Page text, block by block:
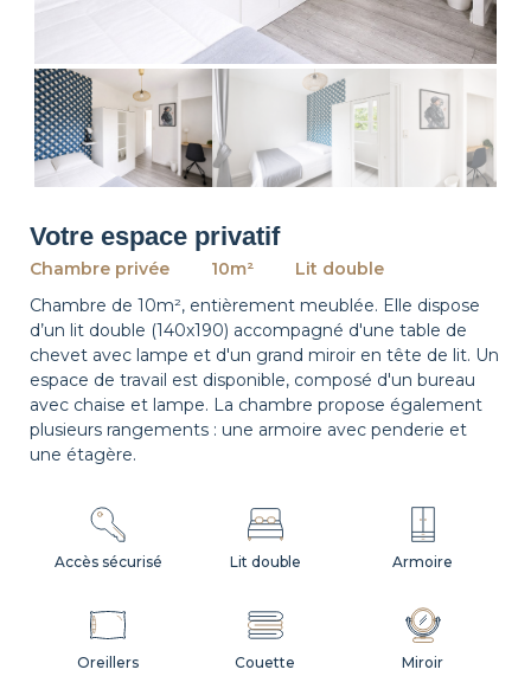
Votre espace privatif
Chambre privée 10m²
Lit double
Chambre de 10m², entièrement meublée. Elle dispose
d’un lit double (140x190) accompagné d'une table de
chevet avec lampe et d'un grand miroir en tête de lit. Un
espace de travail est disponible, composé d'un bureau
avec chaise et lampe. La chambre propose également
plusieurs rangements : une armoire avec penderie et
une étagère.
Oreillers Couette
Armoire
Miroir
Accès sécurisé Lit double